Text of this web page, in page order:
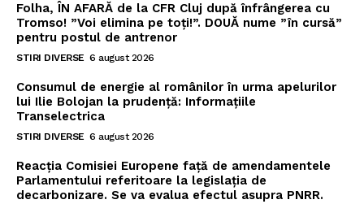
Folha, ÎN AFARĂ de la CFR Cluj după înfrângerea cu
Tromso! ”Voi elimina pe toți!”. DOUĂ nume ”în cursă”
pentru postul de antrenor
STIRI DIVERSE 6 august 2026
Consumul de energie al românilor în urma apelurilor
lui Ilie Bolojan la prudență: Informațiile
Transelectrica
STIRI DIVERSE 6 august 2026
Reacția Comisiei Europene față de amendamentele
Parlamentului referitoare la legislația de
decarbonizare. Se va evalua efectul asupra PNRR.